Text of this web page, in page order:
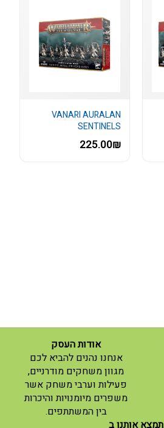
VANARI AURALAN
SENTINELS
225.00₪
אודות העסק
אנחנו נהנים להביא לכם
מגוון משחקים מודרניים,
פעילות וערבי משחק אשר
משפרים מיומנויות והיכרות
בין המשתתפים.
תמצא אותנו ב